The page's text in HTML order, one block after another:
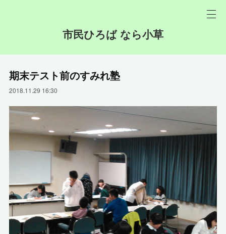
市民ひろば なら小草
期末テスト前のすみれ塾
2018.11.29 16:30